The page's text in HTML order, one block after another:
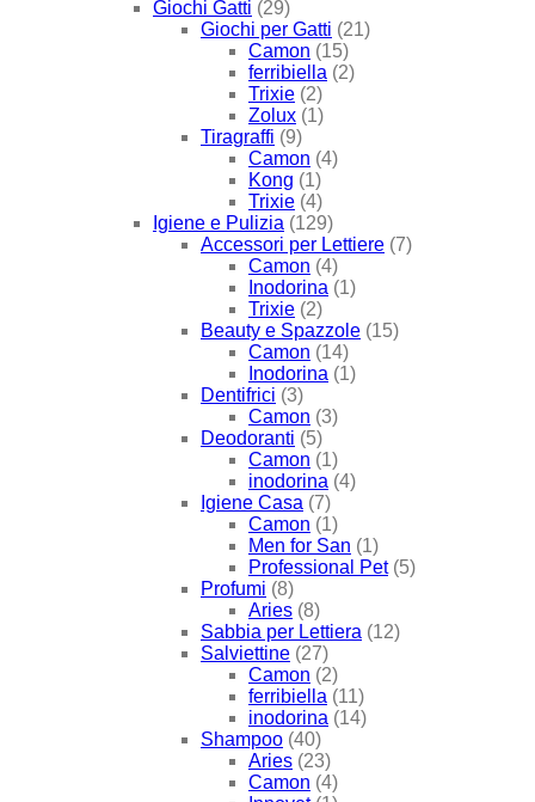
Giochi Gatti (29)
Giochi per Gatti (21)
Camon (15)
ferribiella (2)
Trixie (2)
Zolux (1)
Tiragraffi (9)
Camon (4)
Kong (1)
Trixie (4)
Igiene e Pulizia (129)
Accessori per Lettiere (7)
Camon (4)
Inodorina (1)
Trixie (2)
Beauty e Spazzole (15)
Camon (14)
Inodorina (1)
Dentifrici (3)
Camon (3)
Deodoranti (5)
Camon (1)
inodorina (4)
Igiene Casa (7)
Camon (1)
Men for San (1)
Professional Pet (5)
Profumi (8)
Aries (8)
Sabbia per Lettiera (12)
Salviettine (27)
Camon (2)
ferribiella (11)
inodorina (14)
Shampoo (40)
Aries (23)
Camon (4)